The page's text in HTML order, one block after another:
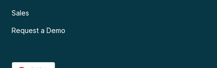
Sales
Request a Demo